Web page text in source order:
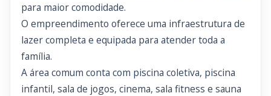
para maior comodidade.
O empreendimento oferece uma infraestrutura de
lazer completa e equipada para atender toda a
família.
A área comum conta com piscina coletiva, piscina
infantil, sala de jogos, cinema, sala fitness e sauna